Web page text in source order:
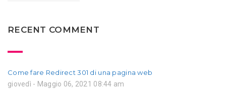
RECENT COMMENT
Come fare Redirect 301 di una pagina web
giovedì - Maggio 06, 2021 08:44 am